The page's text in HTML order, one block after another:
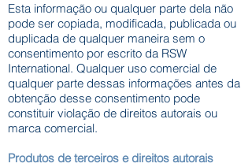
Esta informação ou qualquer parte dela não
pode ser copiada, modificada, publicada ou
duplicada de qualquer maneira sem o
consentimento por escrito da RSW
International. Qualquer uso comercial de
qualquer parte dessas informações antes da
obtenção desse consentimento pode
constituir violação de direitos autorais ou
marca comercial.
Produtos de terceiros e direitos autorais